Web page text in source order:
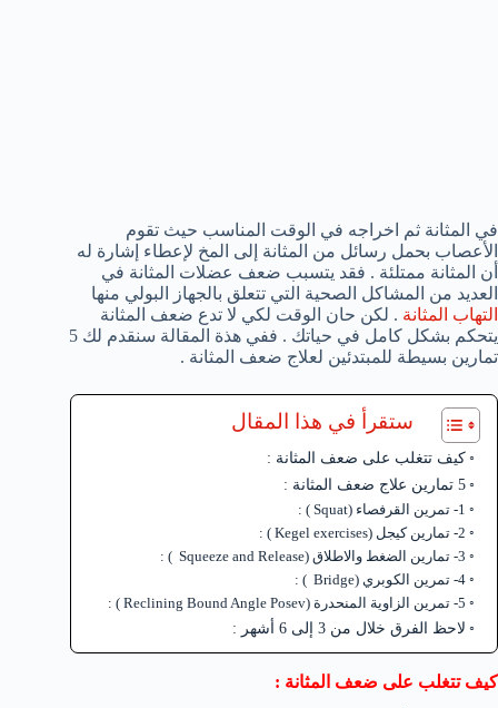
في المثانة ثم اخراجه في الوقت المناسب حيث تقوم
الأعصاب بحمل رسائل من المثانة إلى المخ لإعطاء إشارة له
أن المثانة ممتلئة . فقد يتسبب ضعف عضلات المثانة في
العديد من المشاكل الصحية التي تتعلق بالجهاز البولي منها
التهاب المثانة . لكن حان الوقت لكي لا تدع ضعف المثانة
يتحكم بشكل كامل في حياتك . ففي هذة المقالة سنقدم لك 5
تمارين بسيطة للمبتدئين لعلاج ضعف المثانة .
ستقرأ في هذا المقال
كيف تتغلب على ضعف المثانة :
5 تمارين علاج ضعف المثانة :
1- تمرين القرفصاء (Squat ) :
2- تمارين كيجل (Kegel exercises ) :
3- تمارين الضغط والاطلاق (Squeeze and Release ) :
4- تمرين الكوبري (Bridge ) :
5- تمرين الزاوية المنحدرة (Reclining Bound Angle Posev ) :
لاحظ الفرق خلال من 3 إلى 6 أشهر :
كيف تتغلب على ضعف المثانة :